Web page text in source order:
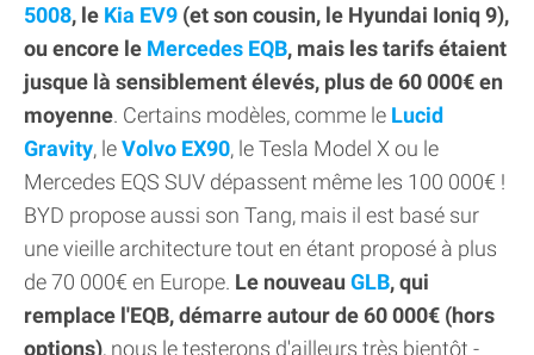
5008, le Kia EV9 (et son cousin, le Hyundai Ioniq 9),
ou encore le Mercedes EQB, mais les tarifs étaient
jusque là sensiblement élevés, plus de 60 000€ en
moyenne. Certains modèles, comme le Lucid
Gravity, leVolvo EX90, le Tesla Model X ou le
Mercedes EQS SUV dépassent même les 100 000€ !
BYD propose aussi son Tang, mais il est basé sur
une vieille architecture tout en étant proposé à plus
de 70 000€ en Europe. Le nouveau GLB, qui
remplace l'EQB, démarre autour de 60 000€ (hors
options), nous le testerons d'ailleurs très bientôt -